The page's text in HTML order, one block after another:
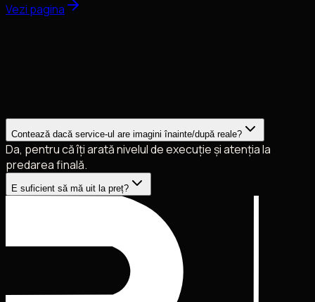
Vezi pagina
Contează dacă service-ul are imagini înainte/după reale?
Da, pentru că îți arată nivelul de execuție și atenția la
predarea finală.
E suficient să mă uit la preț?